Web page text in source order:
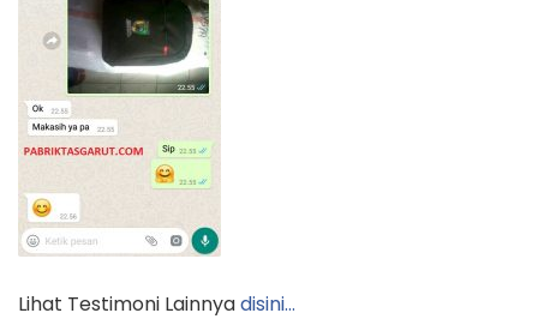
Lihat Testimoni Lainnyadisini…